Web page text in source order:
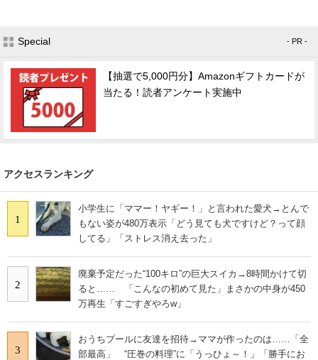
Special - PR -
【抽選で5,000円分】Amazonギフトカードが
当たる！読者アンケート実施中
アクセスランキング
1
小学生に「ママー！ヤギー！」と言われた愛犬→とんで
もない姿が480万表示「どう見ても犬ですけど？って顔
してる」「ストレス消え去った」
2
廃棄予定だった“100キロ”の巨大スイカ→8時間かけて切
ると…… 「こんなの初めて見た」まさかの中身が450
万再生「すごすぎやろw」
3
おうちプールに友達を招待→ママが作ったのは……「全
部最高」 “圧巻の料理”に「うっひょ～！」「勝手にお